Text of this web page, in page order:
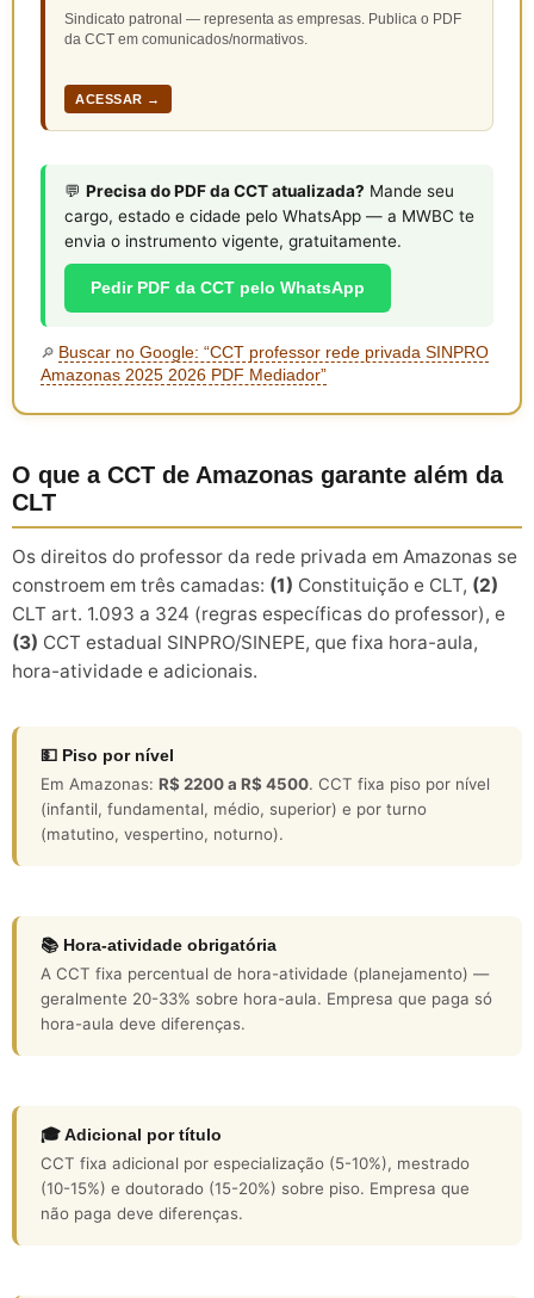
Sindicato patronal — representa as empresas. Publica o PDF
da CCT em comunicados/normativos.
ACESSAR →
💬 Precisa do PDF da CCT atualizada? Mande seu
cargo, estado e cidade pelo WhatsApp — a MWBC te
envia o instrumento vigente, gratuitamente.
Pedir PDF da CCT pelo WhatsApp
🔎 Buscar no Google: “CCT professor rede privada SINPRO
Amazonas 2025 2026 PDF Mediador”
O que a CCT de Amazonas garante além da
CLT
Os direitos do professor da rede privada em Amazonas se
constroem em três camadas: (1) Constituição e CLT, (2)
CLT art. 1.093 a 324 (regras específicas do professor), e
(3) CCT estadual SINPRO/SINEPE, que fixa hora-aula,
hora-atividade e adicionais.
💵 Piso por nível
Em Amazonas: R$ 2200 a R$ 4500. CCT fixa piso por nível
(infantil, fundamental, médio, superior) e por turno
(matutino, vespertino, noturno).
📚 Hora-atividade obrigatória
A CCT fixa percentual de hora-atividade (planejamento) —
geralmente 20-33% sobre hora-aula. Empresa que paga só
hora-aula deve diferenças.
🎓 Adicional por título
CCT fixa adicional por especialização (5-10%), mestrado
(10-15%) e doutorado (15-20%) sobre piso. Empresa que
não paga deve diferenças.